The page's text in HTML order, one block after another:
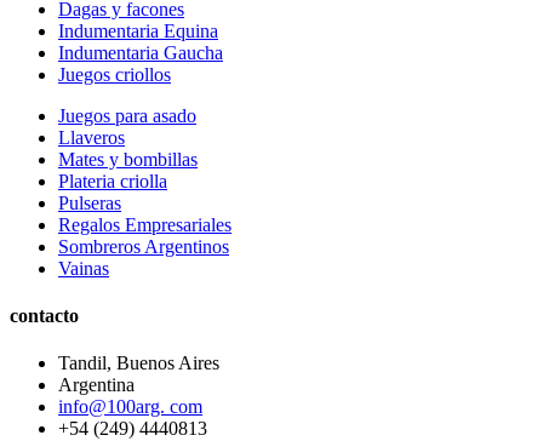
Dagas y facones
Indumentaria Equina
Indumentaria Gaucha
Juegos criollos
Juegos para asado
Llaveros
Mates y bombillas
Plateria criolla
Pulseras
Regalos Empresariales
Sombreros Argentinos
Vainas
contacto
Tandil, Buenos Aires
Argentina
info@100arg. com
+54 (249) 4440813